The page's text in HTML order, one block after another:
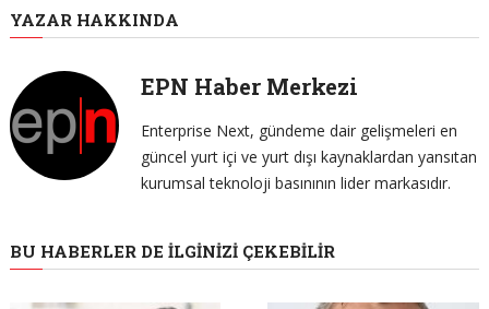
YAZAR HAKKINDA
EPN Haber Merkezi
Enterprise Next, gündeme dair gelişmeleri en
güncel yurt içi ve yurt dışı kaynaklardan yansıtan
kurumsal teknoloji basınının lider markasıdır.
BU HABERLER DE İLGINIZI ÇEKEBILIR